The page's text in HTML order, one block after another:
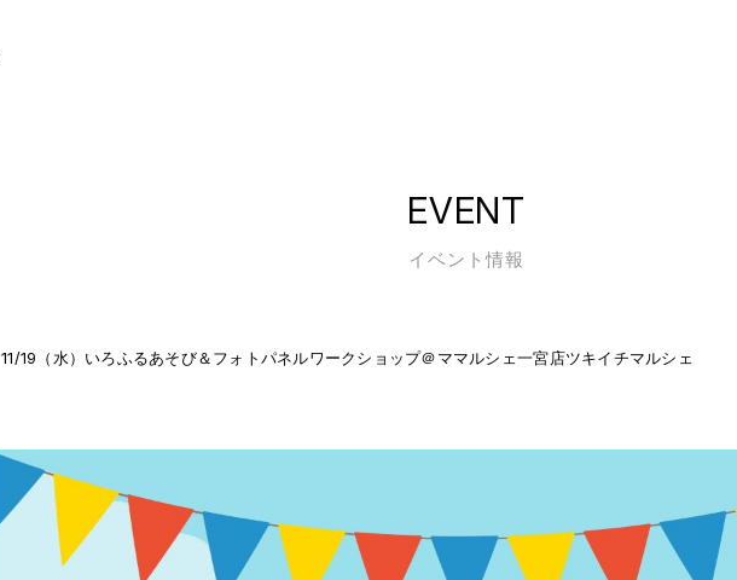
EVENT
イベント情報
11/19（水）いろふるあそび＆フォトパネルワークショップ＠ママルシェ一宮店ツキイチマルシェ